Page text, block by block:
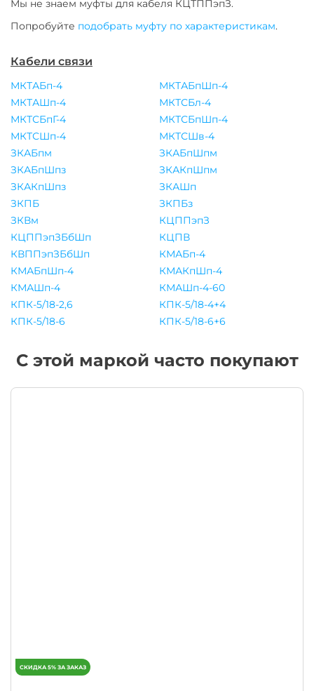
Мы не знаем муфты для кабеля КЦТППэпЗ.
Попробуйте подобрать муфту по характеристикам.
Кабели связи
МКТАБп-4
МКТАБпШп-4
МКТАШп-4
МКТСБл-4
МКТСБпГ-4
МКТСБпШп-4
МКТСШп-4
МКТСШв-4
ЗКАБпм
ЗКАБпШпм
ЗКАБпШпз
ЗКАКпШпм
ЗКАКпШпз
ЗКАШп
ЗКПБ
ЗКПБз
ЗКВм
КЦППэпЗ
КЦППэпЗБбШп
КЦПВ
КВППэпЗБбШп
КМАБп-4
КМАБпШп-4
КМАКпШп-4
КМАШп-4
КМАШп-4-60
КПК-5/18-2,6
КПК-5/18-4+4
КПК-5/18-6
КПК-5/18-6+6
С этой маркой часто покупают